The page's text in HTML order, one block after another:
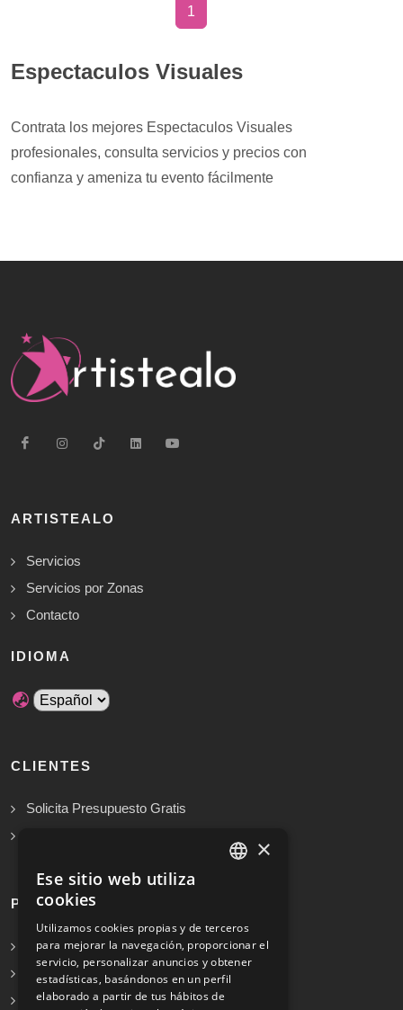
1
Espectaculos Visuales
Contrata los mejores Espectaculos Visuales
profesionales, consulta servicios y precios con
confianza y ameniza tu evento fácilmente
ARTISTEALO
Servicios
Servicios por Zonas
Contacto
IDIOMA
CLIENTES
Solicita Presupuesto Gratis
PROFESIONALES
Info para profesionales
Registrarse
Preguntas frecuentes
×
Ese sitio web utiliza
cookies
Utilizamos cookies propias y de terceros
para mejorar la navegación, proporcionar el
servicio, personalizar anuncios y obtener
estadísticas, basándonos en un perfil
elaborado a partir de tus hábitos de